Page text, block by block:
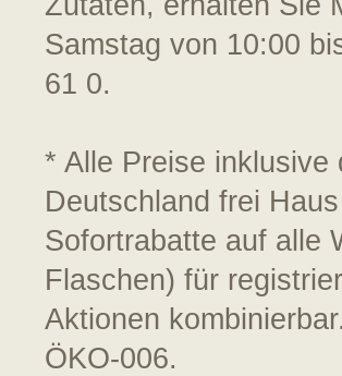
Samstag von 10:00
61 0.
* Alle Preise
Deutschland frei
Sofortrabatte auf alle
Flaschen) für
Aktionen
ÖKO-006.